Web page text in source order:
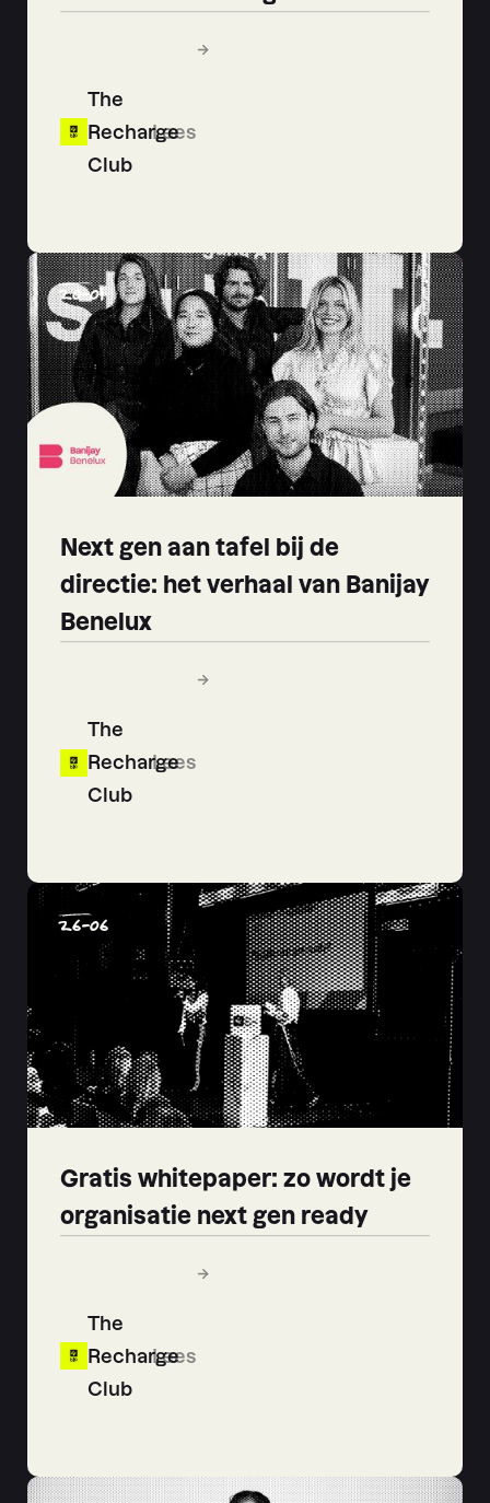
The
Recharge
Club
Lees
Next gen aan tafel bij de
directie: het verhaal van Banijay
Benelux
The
Recharge
Club
Lees
20-01
Gratis whitepaper: zo wordt je
organisatie next gen ready
The
Recharge
Club
Lees
26-06